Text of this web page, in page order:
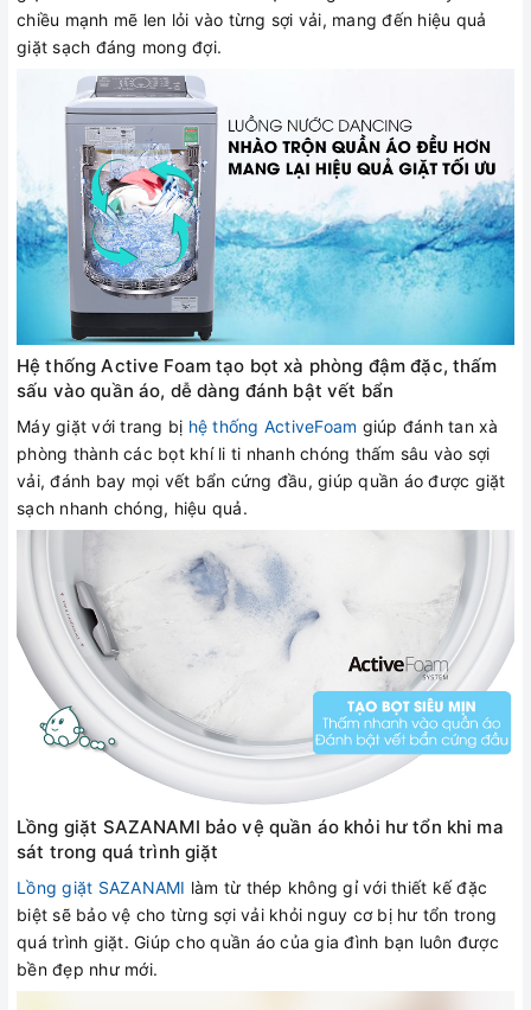
chiều mạnh mẽ len lỏi vào từng sợi vải, mang đến hiệu quả
giặt sạch đáng mong đợi.
Hệ thống Active Foam tạo bọt xà phòng đậm đặc, thấm
sấu vào quần áo, dễ dàng đánh bật vết bẩn
Máy giặt với trang bị hệ thống ActiveFoam giúp đánh tan xà
phòng thành các bọt khí li ti nhanh chóng thấm sâu vào sợi
vải, đánh bay mọi vết bẩn cứng đầu, giúp quần áo được giặt
sạch nhanh chóng, hiệu quả.
Lồng giặt SAZANAMI bảo vệ quần áo khỏi hư tổn khi ma
sát trong quá trình giặt
Lồng giặt SAZANAMI làm từ thép không gỉ với thiết kế đặc
biệt sẽ bảo vệ cho từng sợi vải khỏi nguy cơ bị hư tổn trong
quá trình giặt. Giúp cho quần áo của gia đình bạn luôn được
bền đẹp như mới.